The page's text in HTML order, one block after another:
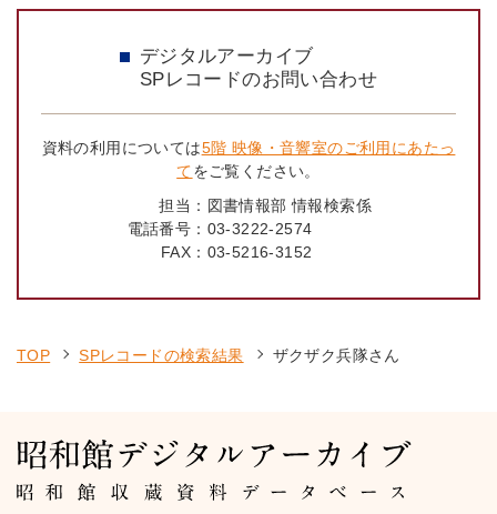
デジタルアーカイブ
SPレコードのお問い合わせ
資料の利用については5階 映像・音響室のご利用にあたっ
てをご覧ください。
担当： 図書情報部 情報検索係
電話番号： 03-3222-2574
FAX： 03-5216-3152
TOP SPレコードの検索結果 ザクザク兵隊さん